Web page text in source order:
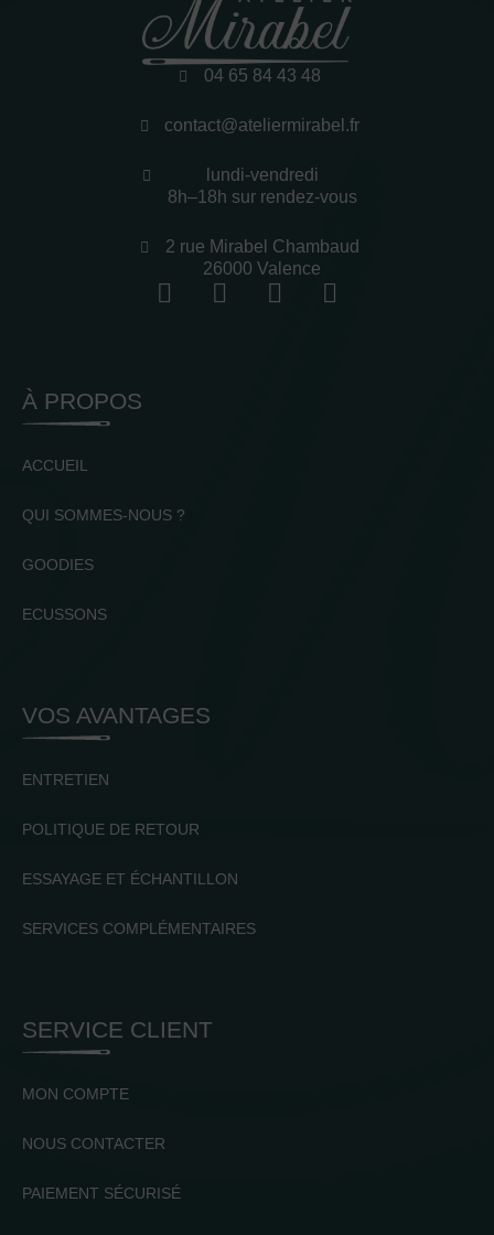
04 65 84 43 48
contact@ateliermirabel.fr
lundi-vendredi
8h–18h sur rendez-vous
2 rue Mirabel Chambaud
26000 Valence
À PROPOS
ACCUEIL
QUI SOMMES-NOUS ?
GOODIES
ECUSSONS
VOS AVANTAGES
ENTRETIEN
POLITIQUE DE RETOUR
ESSAYAGE ET ÉCHANTILLON
SERVICES COMPLÉMENTAIRES
SERVICE CLIENT
MON COMPTE
NOUS CONTACTER
PAIEMENT SÉCURISÉ